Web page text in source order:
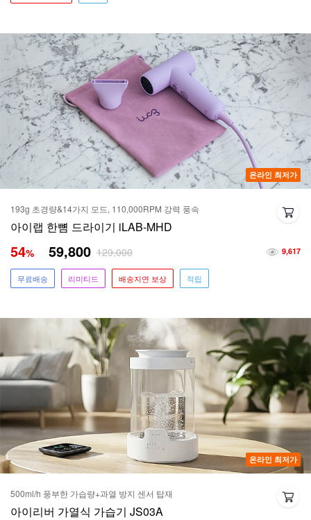
온라인 최저가
193g 초경량&14가지 모드, 110,000RPM 강력 풍속
아이랩 한뼘 드라이기 iLAB-MHD
9,617
54% 59,800 129,000
무료배송 리미티드 배송지연 보상 적립
온라인 최저가
500ml/h 풍부한 가습량+과열 방지 센서 탑재
아이리버 가열식 가습기 JS03A